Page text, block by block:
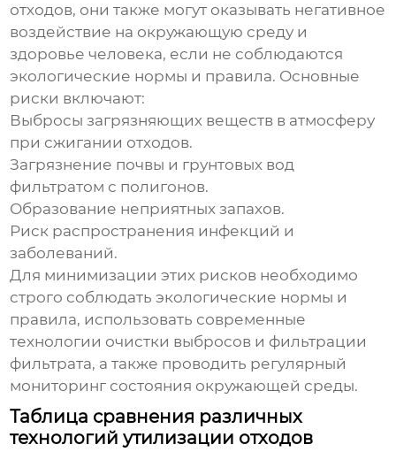
отходов, они также могут оказывать негативное
воздействие на окружающую среду и
здоровье человека, если не соблюдаются
экологические нормы и правила. Основные
риски включают:
Выбросы загрязняющих веществ в атмосферу
при сжигании отходов.
Загрязнение почвы и грунтовых вод
фильтратом с полигонов.
Образование неприятных запахов.
Риск распространения инфекций и
заболеваний.
Для минимизации этих рисков необходимо
строго соблюдать экологические нормы и
правила, использовать современные
технологии очистки выбросов и фильтрации
фильтрата, а также проводить регулярный
мониторинг состояния окружающей среды.
Таблица сравнения различных
технологий утилизации отходов